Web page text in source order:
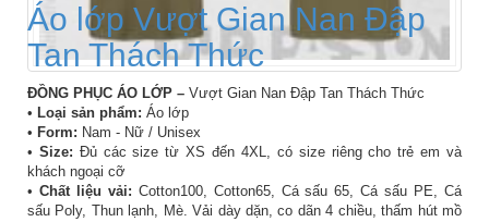
Áo lớp Vượt Gian Nan Đập
Tan Thách Thức
ĐỒNG PHỤC ÁO LỚP – Vượt Gian Nan Đập Tan Thách Thức
• Loại sản phẩm: Áo lớp
• Form: Nam - Nữ / Unisex
• Size: Đủ các size từ XS đến 4XL, có size riêng cho trẻ em và
khách ngoại cỡ
• Chất liệu vải: Cotton100, Cotton65, Cá sấu 65, Cá sấu PE, Cá
sấu Poly, Thun lạnh, Mè. Vải dày dặn, co dãn 4 chiều, thấm hút mồ